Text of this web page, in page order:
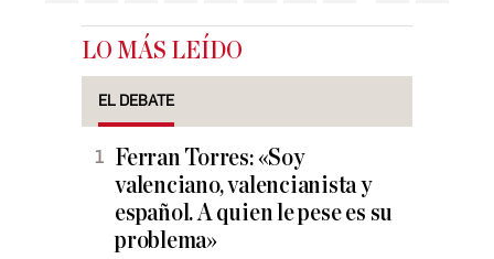
LO MÁS LEÍDO
EL DEBATE
Ferran Torres: «Soy
valenciano, valencianista y
español. A quien le pese es su
problema»